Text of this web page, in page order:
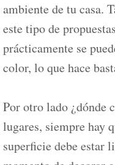
ambiente de tu casa.
este tipo de
prácticamente se
color, lo que hace
Por otro lado ¿dónde
lugares, siempre hay
superficie debe estar